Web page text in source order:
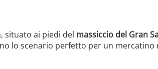
situato ai piedi del massiccio del Gran
lo scenario perfetto per un mercatino